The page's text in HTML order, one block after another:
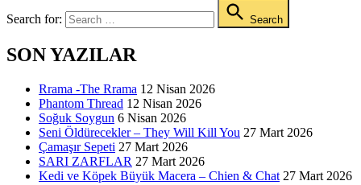
Search for: Search
SON YAZILAR
Rrama -The Rrama 12 Nisan 2026
Phantom Thread 12 Nisan 2026
Soğuk Soygun 6 Nisan 2026
Seni Öldürecekler – They Will Kill You 27 Mart 2026
Çamaşır Sepeti 27 Mart 2026
SARI ZARFLAR 27 Mart 2026
Kedi ve Köpek Büyük Macera – Chien & Chat 27 Mart 2026